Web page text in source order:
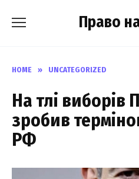
Право
HOME » UNCATEGORIZED
На тлі виборів
зробив
РФ